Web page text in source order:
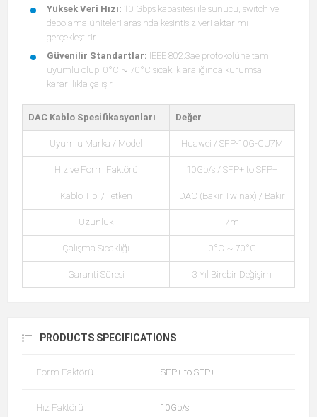
Yüksek Veri Hızı: 10 Gbps kapasitesi ile sunucu, switch ve
depolama üniteleri arasında kesintisiz veri aktarımı
gerçekleştirir.
Güvenilir Standartlar: IEEE 802.3ae protokolüne tam
uyumlu olup, 0°C ~ 70°C sıcaklık aralığında kurumsal
kararlılıkla çalışır.
DAC Kablo Spesifikasyonları Değer
Uyumlu Marka / Model Huawei / SFP-10G-CU7M
Hız ve Form Faktörü 10Gb/s / SFP+ to SFP+
Kablo Tipi / İletken DAC (Bakır Twinax) / Bakır
Uzunluk 7m
Çalışma Sıcaklığı 0°C ~ 70°C
Garanti Süresi 3 Yıl Birebir Değişim
PRODUCTS SPECIFICATIONS
Form Faktörü SFP+ to SFP+
Hız Faktörü 10Gb/s